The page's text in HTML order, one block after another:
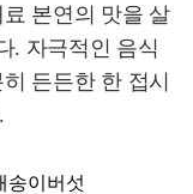
본연의 맛을 살
. 자극적인 음식
든든한 한 접시
송이버섯